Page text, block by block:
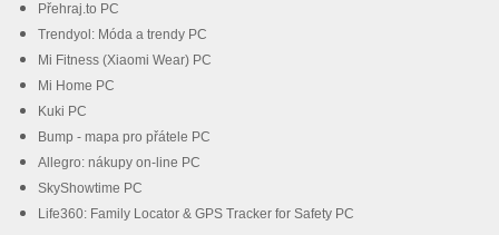
Přehraj.to PC
Trendyol: Móda a trendy PC
Mi Fitness (Xiaomi Wear) PC
Mi Home PC
Kuki PC
Bump - mapa pro přátele PC
Allegro: nákupy on-line PC
SkyShowtime PC
Life360: Family Locator & GPS Tracker for Safety PC